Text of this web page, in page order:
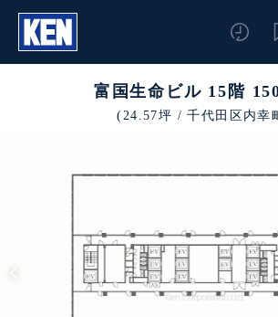
富国生命ビル 15階
(24.57坪 / 千代田区内幸